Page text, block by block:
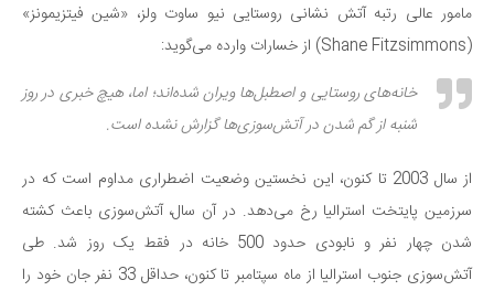
مامور عالی رتبه آتش نشانی روستایی نیو ساوت ولز، «شین فیتزیمونز»
(Shane Fitzsimmons) از خسارات وارده می‌گوید:
خانه‌های روستایی و اصطبل‌ها ویران شده‌اند؛ اما، هیچ خبری در روز
شنبه از گم شدن در آتش‌سوزی‌ها گزارش نشده است.
از سال 2003 تا کنون، این نخستین وضعیت اضطراری مداوم است که در
سرزمین پایتخت استرالیا رخ می‌دهد. در آن سال، آتش‌سوزی باعث کشته
شدن چهار نفر و نابودی حدود 500 خانه در فقط یک روز شد. طی
آتش‌سوزی جنوب استرالیا از ماه سپتامبر تا کنون، حداقل 33 نفر جان خود را